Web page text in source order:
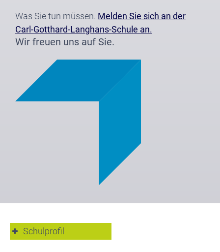
Was Sie tun müssen. Melden Sie sich an der
Carl-Gotthard-Langhans-Schule an.
Wir freuen uns auf Sie.
Schulprofil